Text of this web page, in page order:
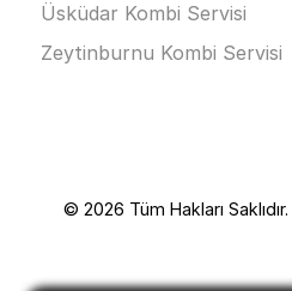
Üsküdar Kombi Servisi
Zeytinburnu Kombi Servisi
© 2026 Tüm Hakları Saklıdır.